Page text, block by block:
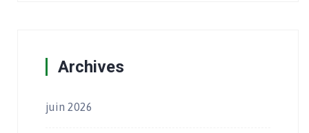
Archives
juin 2026